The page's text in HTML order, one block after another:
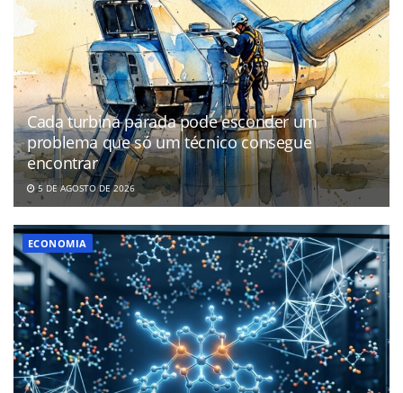
Cada turbina parada pode esconder um
problema que só um técnico consegue
encontrar
5 DE AGOSTO DE 2026
ECONOMIA